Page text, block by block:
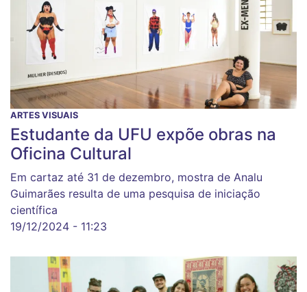
ARTES VISUAIS
Estudante da UFU expõe obras na
Oficina Cultural
Em cartaz até 31 de dezembro, mostra de Analu
Guimarães resulta de uma pesquisa de iniciação
científica
19/12/2024 - 11:23